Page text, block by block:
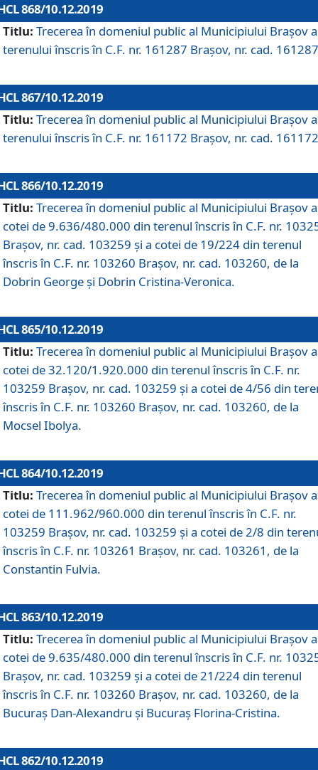
868/10.12.2019
Titlu: Trecerea în domeniul public al Municipiului Braşov a
terenului înscris în C.F. nr. 161287 Brașov, nr. cad.
867/10.12.2019
Titlu: Trecerea în domeniul public al Municipiului Braşov a
terenului înscris în C.F. nr. 161172 Brașov, nr. cad.
866/10.12.2019
Titlu: Trecerea în domeniul public al Municipiului Braşov a
cotei de 9.636/480.000 din terenul înscris în C.F. nr.
Brașov, nr. cad. 103259 și a cotei de 19/224 din terenul
înscris în C.F. nr. 103260 Brașov, nr. cad. 103260, de la
Dobrin George și Dobrin Cristina-Veronica.
865/10.12.2019
Titlu: Trecerea în domeniul public al Municipiului Braşov a
cotei de 32.120/1.920.000 din terenul înscris în C.F. nr.
103259 Brașov, nr. cad. 103259 și a cotei de 4/56 din
înscris în C.F. nr. 103260 Brașov, nr. cad. 103260, de la
Mocsel Ibolya.
864/10.12.2019
Titlu: Trecerea în domeniul public al Municipiului Braşov a
cotei de 111.962/960.000 din terenul înscris în C.F. nr.
103259 Brașov, nr. cad. 103259 și a cotei de 2/8 din
înscris în C.F. nr. 103261 Brașov, nr. cad. 103261, de la
Constantin Fulvia.
863/10.12.2019
Titlu: Trecerea în domeniul public al Municipiului Braşov a
cotei de 9.635/480.000 din terenul înscris în C.F. nr.
Brașov, nr. cad. 103259 și a cotei de 21/224 din terenul
înscris în C.F. nr. 103260 Brașov, nr. cad. 103260, de la
Bucuraș Dan-Alexandru și Bucuraș Florina-Cristina.
862/10.12.2019